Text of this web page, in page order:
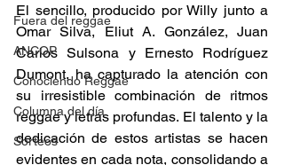
Fuera del reggae
ANCOP
Conociendo Reggae
Columna del día
Sorteos
El sencillo, producido por Willy junto a
Omar Silva, Eliut A. González, Juan
Carlos Sulsona y Ernesto Rodríguez
Dumont, ha capturado la atención con
su irresistible combinación de ritmos
reggae y letras profundas. El talento y la
dedicación de estos artistas se hacen
evidentes en cada nota, consolidando a